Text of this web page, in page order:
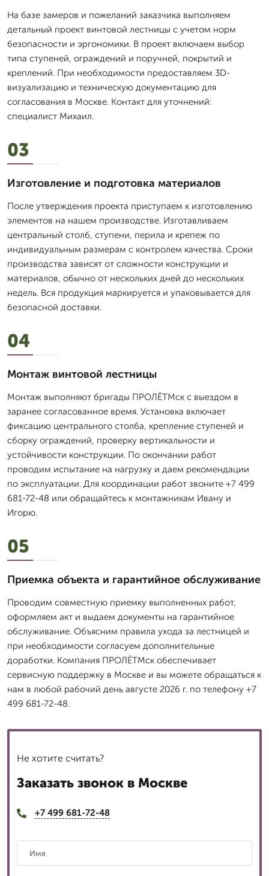
На базе замеров и пожеланий заказчика выполняем
детальный проект винтовой лестницы с учетом норм
безопасности и эргономики. В проект включаем выбор
типа ступеней, ограждений и поручней, покрытий и
креплений. При необходимости предоставляем 3D-
визуализацию и техническую документацию для
согласования в Москве. Контакт для уточнений:
специалист Михаил.
03
Изготовление и подготовка материалов
После утверждения проекта приступаем к изготовлению
элементов на нашем производстве. Изготавливаем
центральный столб, ступени, перила и крепеж по
индивидуальным размерам с контролем качества. Сроки
производства зависят от сложности конструкции и
материалов, обычно от нескольких дней до нескольких
недель. Вся продукция маркируется и упаковывается для
безопасной доставки.
04
Монтаж винтовой лестницы
Монтаж выполняют бригады ПРОЛЁТМск с выездом в
заранее согласованное время. Установка включает
фиксацию центрального столба, крепление ступеней и
сборку ограждений, проверку вертикальности и
устойчивости конструкции. По окончании работ
проводим испытание на нагрузку и даем рекомендации
по эксплуатации. Для координации работ звоните +7 499
681-72-48 или обращайтесь к монтажникам Ивану и
Игорю.
05
Приемка объекта и гарантийное обслуживание
Проводим совместную приемку выполненных работ,
оформляем акт и выдаем документы на гарантийное
обслуживание. Объясним правила ухода за лестницей и
при необходимости согласуем дополнительные
доработки. Компания ПРОЛЁТМск обеспечивает
сервисную поддержку в Москве и вы можете обращаться к
нам в любой рабочий день августе 2026 г. по телефону +7
499 681-72-48.
Не хотите считать?
Заказать звонок в Москве
+7 499 681-72-48